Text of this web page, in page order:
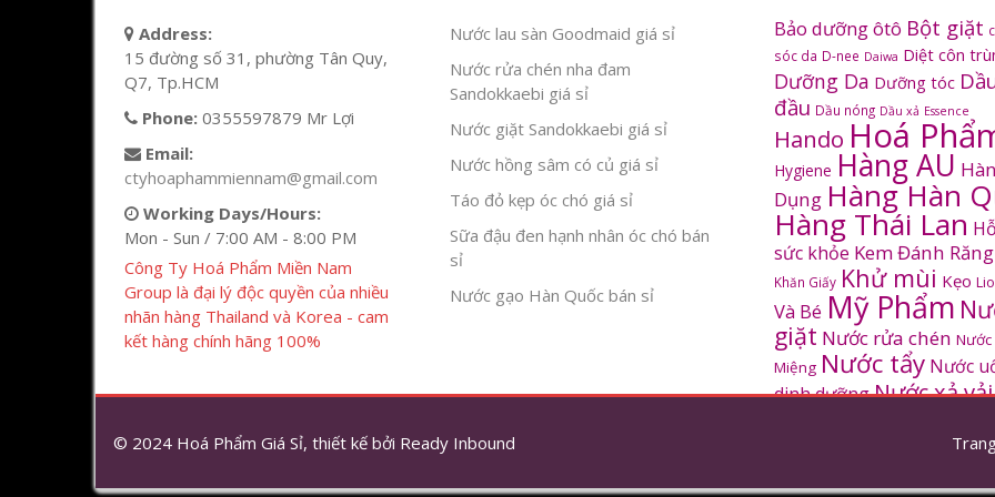
Address:
15 đường số 31, phường Tân Quy,
Q7, Tp.HCM
Phone: 0355597879 Mr Lợi
Email:
ctyhoaphammiennam@gmail.com
Working Days/Hours:
Mon - Sun / 7:00 AM - 8:00 PM
Công Ty Hoá Phẩm Miền Nam
Group là đại lý độc quyền của nhiều
nhãn hàng Thailand và Korea - cam
kết hàng chính hãng 100%
Nước lau sàn Goodmaid giá sỉ
Nước rửa chén nha đam
Sandokkaebi giá sỉ
Nước giặt Sandokkaebi giá sỉ
Nước hồng sâm có củ giá sỉ
Táo đỏ kẹp óc chó giá sỉ
Sữa đậu đen hạnh nhân óc chó bán
sỉ
Nước gạo Hàn Quốc bán sỉ
Bảo dưỡng ôtô Bột giặt
sóc da D-nee Daiwa Diệt côn
Dưỡng Da Dưỡng tóc
đầu Dầu nóng Dầu xả Essence
Hando Hoá
Hygiene Hàng AU
Dụng Hàng Hàn
Hàng Thái Lan
sức khỏe Kem Đánh Răng
Khăn Giấy Khử mùi Kẹo
Và Bé Mỹ Phẩm
giặt Nước rửa chén Nước
Miệng Nước tẩy Nước
dinh dưỡngNước xả vải
Sâm Hàn Quốc
© 2024 Hoá Phẩm Giá Sỉ, thiết kế bởi Ready Inbound